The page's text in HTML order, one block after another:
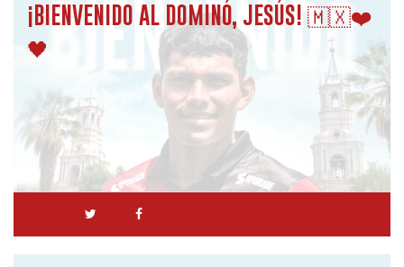
¡BIENVENIDO AL DOMINÓ, JESÚS! 🇲🇽❤️
🖤